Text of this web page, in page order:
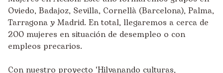
Oviedo, Badajoz, Sevilla, Cornellà (Barcelona), Palma,
Tarragona y Madrid. En total, llegaremos a cerca de
200 mujeres en situación de desempleo o con
empleos precarios.
Con nuestro proyecto 'Hilvanando culturas,